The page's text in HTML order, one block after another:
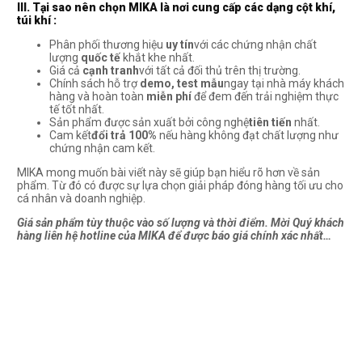
III. Tại sao nên chọn MIKA là nơi cung cấp các dạng cột khí,
túi khí :
Phân phối thương hiệu uy tínvới các chứng nhận chất
lượng quốc tế khắt khe nhất.
Giá cả cạnh tranhvới tất cả đối thủ trên thị trường.
Chính sách hỗ trợdemo, test mẫungay tại nhà máy khách
hàng và hoàn toàn miễn phíđể đem đến trải nghiệm thực
tế tốt nhất.
Sản phẩm được sản xuất bởi công nghệtiên tiến nhất.
Cam kếtđổi trả 100% nếu hàng không đạt chất lượng như
chứng nhận cam kết.
MIKA mong muốn bài viết này sẽ giúp bạn hiểu rõ hơn về sản
phẩm. Từ đó có được sự lựa chọn giải pháp đóng hàng tối ưu cho
cá nhân và doanh nghiệp.
Giá sản phẩm tùy thuộc vào số lượng và thời điểm. Mời Quý khách
hàng liên hệ hotline của MIKA để được báo giá chính xác nhất…